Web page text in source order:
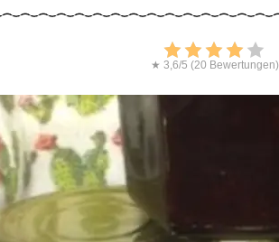
Bewerten
★ 3,6/5 (20 Bewertungen)